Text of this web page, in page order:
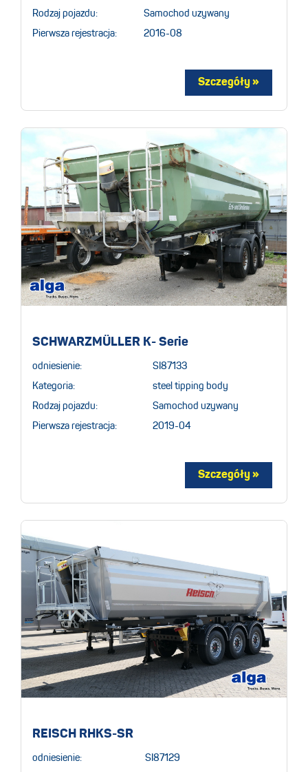
Rodzaj pojazdu: Samochod uzywany
Pierwsza rejestracja: 2016-08
SCHWARZMÜLLER K- Serie
odniesienie: SI87133
Kategoria: steel tipping body
Rodzaj pojazdu: Samochod uzywany
Pierwsza rejestracja: 2019-04
REISCH RHKS-SR
odniesienie: SI87129